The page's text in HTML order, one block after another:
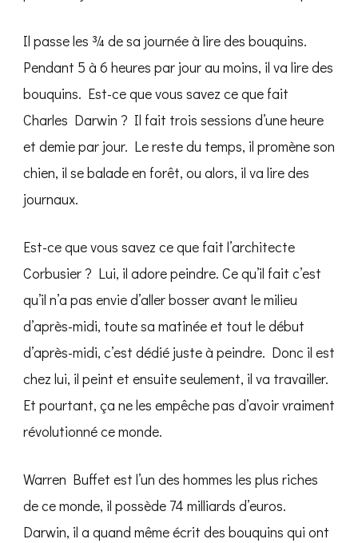
Il passe les ¾ de sa journée à lire des bouquins.
Pendant 5 à 6 heures par jour au moins, il va lire des
bouquins. Est-ce que vous savez ce que fait
Charles Darwin ? Il fait trois sessions d’une heure
et demie par jour. Le reste du temps, il promène son
chien, il se balade en forêt, ou alors, il va lire des
journaux.
Est-ce que vous savez ce que fait l’architecte
Corbusier ? Lui, il adore peindre. Ce qu’il fait c’est
qu’il n’a pas envie d’aller bosser avant le milieu
d’après-midi, toute sa matinée et tout le début
d’après-midi, c’est dédié juste à peindre. Donc il est
chez lui, il peint et ensuite seulement, il va travailler.
Et pourtant, ça ne les empêche pas d’avoir vraiment
révolutionné ce monde.
Warren Buffet est l’un des hommes les plus riches
de ce monde, il possède 74 milliards d’euros.
Darwin, il a quand même écrit des bouquins qui ont